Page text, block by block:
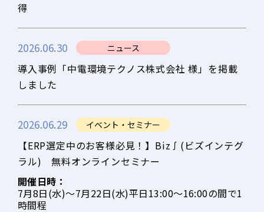
得
2026.06.30 ニュース
導入事例「中電環境テクノス株式会社 様」を掲載
しました
2026.06.29 イベント・セミナー
【ERP選定中のお客様必見！】Biz∫(ビズインテグ
ラル) 無料オンラインセミナー
開催日時：
7月8日(水)～7月22日(水)平日13:00～16:00の間で1
時間程